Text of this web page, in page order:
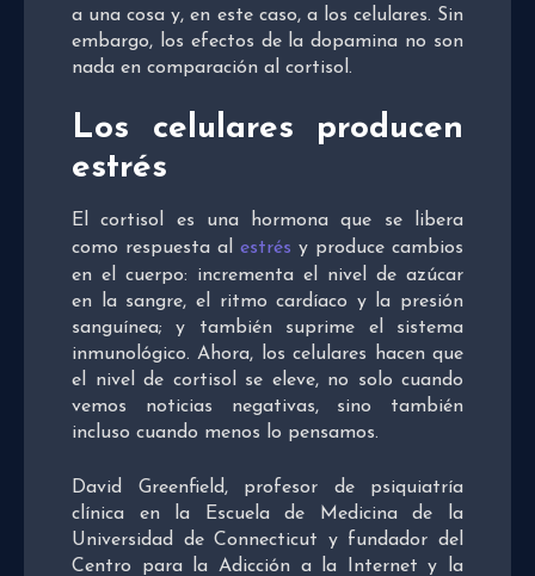
a una cosa y, en este caso, a los celulares. Sin
embargo, los efectos de la dopamina no son
nada en comparación al cortisol.
Los celulares producen
estrés
El cortisol es una hormona que se libera
como respuesta al estrés y produce cambios
en el cuerpo: incrementa el nivel de azúcar
en la sangre, el ritmo cardíaco y la presión
sanguínea; y también suprime el sistema
inmunológico. Ahora, los celulares hacen que
el nivel de cortisol se eleve, no solo cuando
vemos noticias negativas, sino también
incluso cuando menos lo pensamos.
David Greenfield, profesor de psiquiatría
clínica en la Escuela de Medicina de la
Universidad de Connecticut y fundador del
Centro para la Adicción a la Internet y la